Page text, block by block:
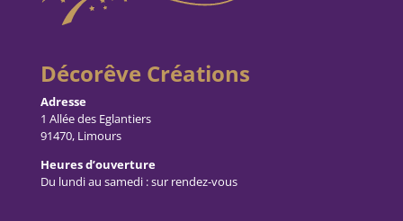
Décorêve Créations
Adresse
1 Allée des Eglantiers
91470, Limours
Heures d’ouverture
Du lundi au samedi : sur rendez-vous